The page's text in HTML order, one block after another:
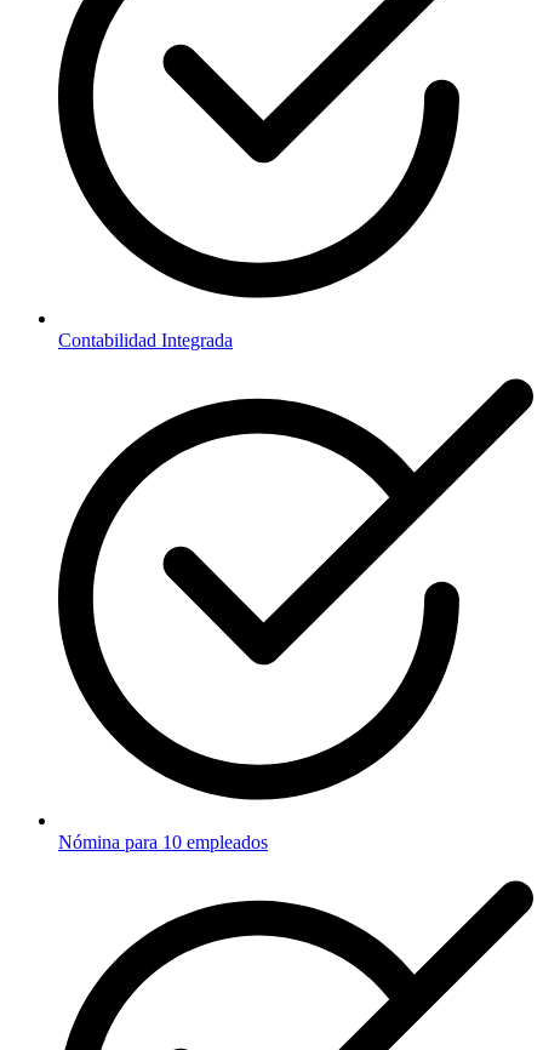
Contabilidad Integrada
Nómina para 10 empleados